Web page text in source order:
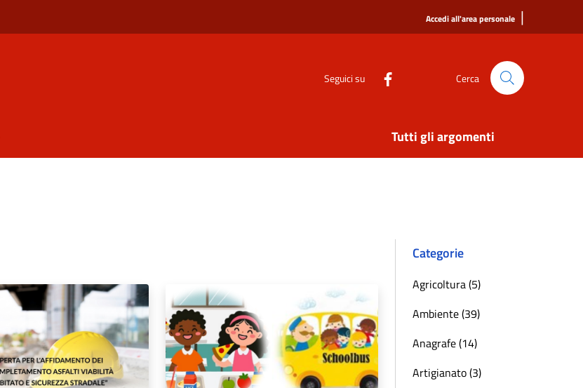
Accedi all'area personale |
Seguici su Cerca
Tutti gli argomenti
Categorie
Agricoltura (5)
Ambiente (39)
Anagrafe (14)
Artigianato (3)